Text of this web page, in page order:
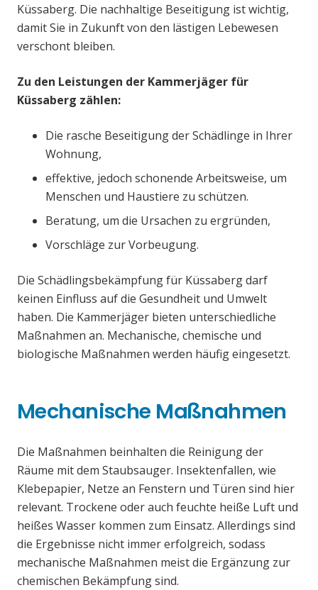
Küssaberg. Die nachhaltige Beseitigung ist wichtig,
damit Sie in Zukunft von den lästigen Lebewesen
verschont bleiben.
Zu den Leistungen der Kammerjäger für
Küssaberg zählen:
Die rasche Beseitigung der Schädlinge in Ihrer
Wohnung,
effektive, jedoch schonende Arbeitsweise, um
Menschen und Haustiere zu schützen.
Beratung, um die Ursachen zu ergründen,
Vorschläge zur Vorbeugung.
Die Schädlingsbekämpfung für Küssaberg darf
keinen Einfluss auf die Gesundheit und Umwelt
haben. Die Kammerjäger bieten unterschiedliche
Maßnahmen an. Mechanische, chemische und
biologische Maßnahmen werden häufig eingesetzt.
Mechanische Maßnahmen
Die Maßnahmen beinhalten die Reinigung der
Räume mit dem Staubsauger. Insektenfallen, wie
Klebepapier, Netze an Fenstern und Türen sind hier
relevant. Trockene oder auch feuchte heiße Luft und
heißes Wasser kommen zum Einsatz. Allerdings sind
die Ergebnisse nicht immer erfolgreich, sodass
mechanische Maßnahmen meist die Ergänzung zur
chemischen Bekämpfung sind.